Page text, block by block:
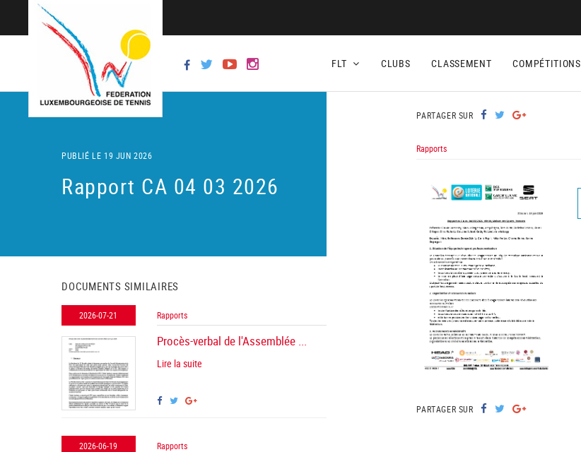
FLT CLUBS CLASSEMENT COMPÉTITIONS
PUBLIÉ LE 19 JUN 2026
Rapport CA 04 03 2026
DOCUMENTS SIMILAIRES
2026-07-21 Rapports
Procès-verbal de l'Assemblée ...
Lire la suite
2026-06-19 Rapports
PARTAGER SUR
Rapports
PARTAGER SUR